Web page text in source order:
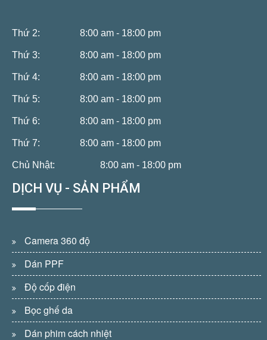
Thứ 2: 8:00 am - 18:00 pm
Thứ 3: 8:00 am - 18:00 pm
Thứ 4: 8:00 am - 18:00 pm
Thứ 5: 8:00 am - 18:00 pm
Thứ 6: 8:00 am - 18:00 pm
Thứ 7: 8:00 am - 18:00 pm
Chủ Nhật: 8:00 am - 18:00 pm
DỊCH VỤ - SẢN PHẨM
Camera 360 độ
Dán PPF
Độ cốp điện
Bọc ghế da
Dán phim cách nhiệt